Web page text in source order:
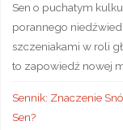
Sen o puchatym
porannego
szczeniakami w roli
to zapowiedź nowej
Sennik: Znaczenie
Sen?